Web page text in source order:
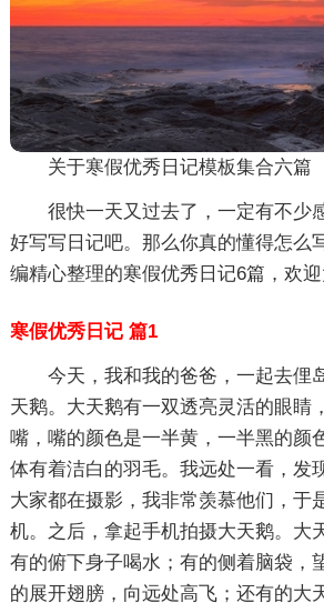
关于寒假优秀日记模板集合六篇
很快一天又过去了，一定有不少
好写写日记吧。那么你真的懂得怎么
编精心整理的寒假优秀日记6篇，欢迎
寒假优秀日记 篇1
今天，我和我的爸爸，一起去俚
天鹅。大天鹅有一双透亮灵活的眼睛
嘴，嘴的颜色是一半黄，一半黑的颜
体有着洁白的羽毛。我远处一看，发
大家都在摄影，我非常羡慕他们，于
机。之后，拿起手机拍摄大天鹅。大
有的俯下身子喝水；有的侧着脑袋，
的展开翅膀，向远处高飞；还有的大